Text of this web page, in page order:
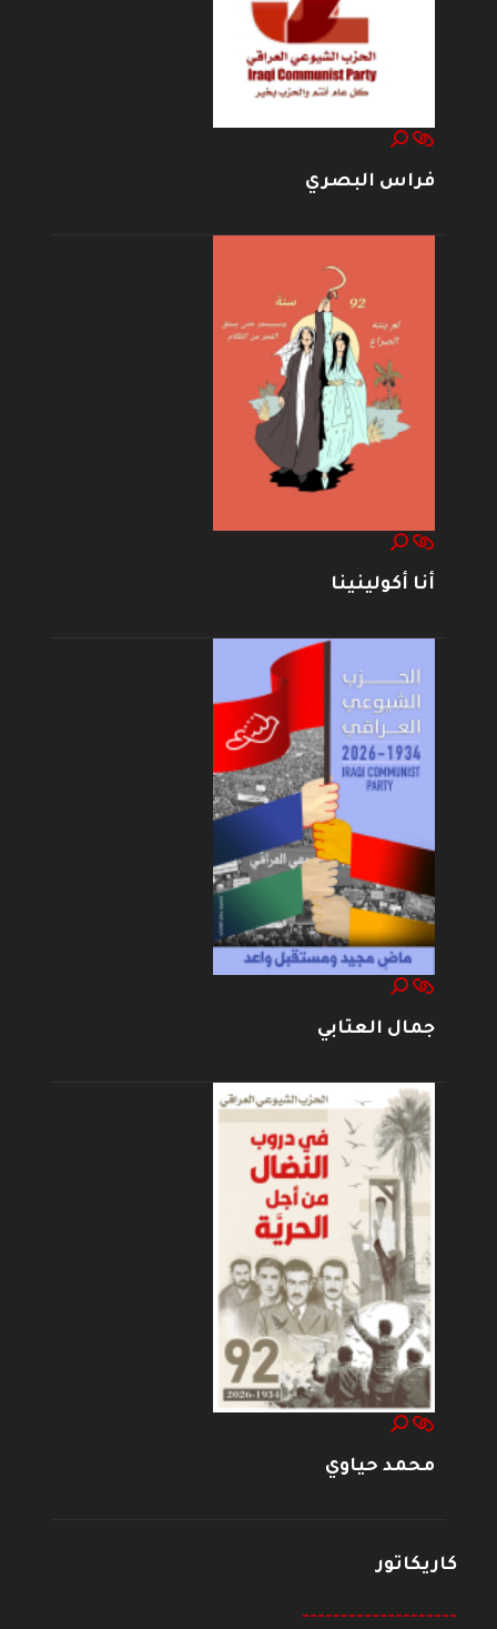
فراس البصري
أنا أكولينينا
جمال العتابي
محمد حياوي
كاريكاتور
--------------------